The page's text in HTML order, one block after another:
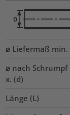
⌀ Liefermaß min.
⌀ nach Schrumpf
x. (d)
Länge (L)